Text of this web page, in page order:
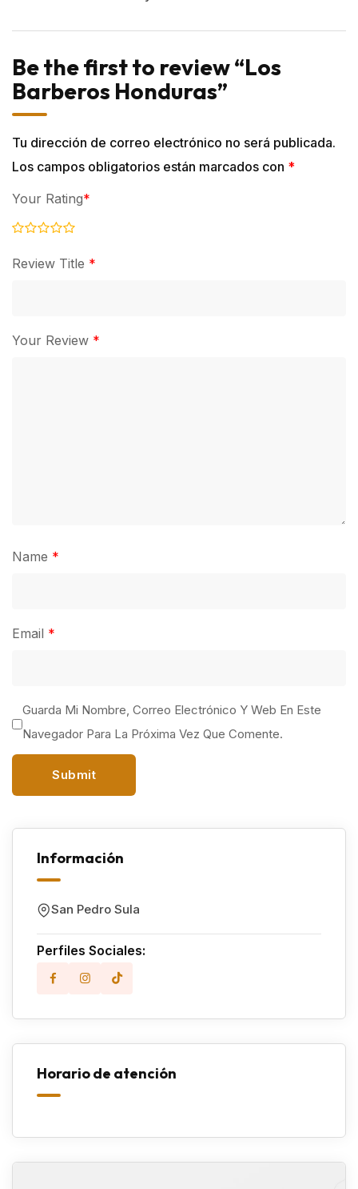
Be the first to review “Los
Barberos Honduras”
Tu dirección de correo electrónico no será publicada.
Los campos obligatorios están marcados con *
Review Title *
Your Rating*
Your Review *
Name *
Email *
Guarda Mi Nombre, Correo Electrónico Y Web En Este
Navegador Para La Próxima Vez Que Comente.
Información
San Pedro Sula
Perfiles Sociales:
Horario de atención